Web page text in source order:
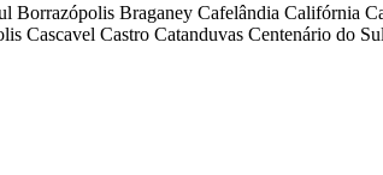
Borrazópolis Braganey Cafelândia Califórnia
Cascavel Castro Catanduvas Centenário do